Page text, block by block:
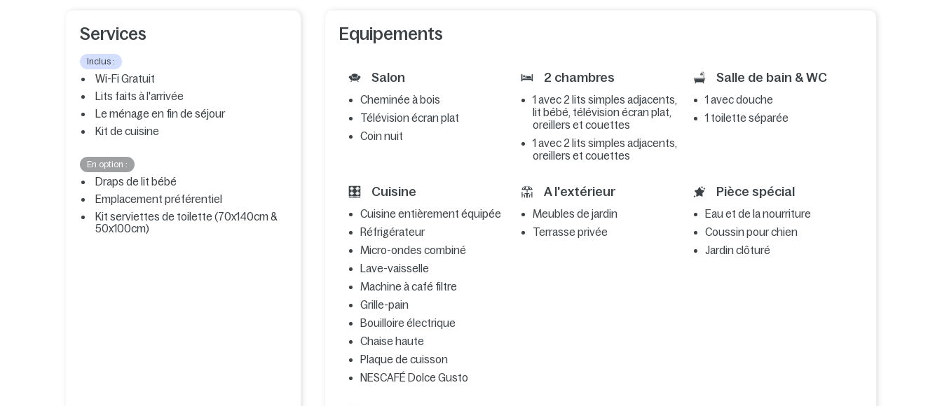
Services
Inclus :
Wi-Fi Gratuit
Lits faits à l'arrivée
Le ménage en fin de séjour
Kit de cuisine
En option :
Draps de lit bébé
Emplacement préférentiel
Kit serviettes de toilette (70x140cm &
50x100cm)
Equipements
Salon
Cheminée à bois
Télévision écran plat
Coin nuit
2 chambres
1 avec 2 lits simples adjacents,
lit bébé, télévision écran plat,
oreillers et couettes
1 avec 2 lits simples adjacents,
oreillers et couettes
Salle de bain & WC
1 avec douche
1 toilette séparée
Cuisine
Cuisine entièrement équipée
Réfrigérateur
Micro-ondes combiné
Lave-vaisselle
Machine à café filtre
Grille-pain
Bouilloire électrique
Chaise haute
Plaque de cuisson
NESCAFÉ Dolce Gusto
A l'extérieur
Meubles de jardin
Terrasse privée
Pièce spécial
Eau et de la nourriture
Coussin pour chien
Jardin clôturé